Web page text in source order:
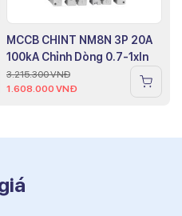
MCCB CHINT NM8N 3P 20A
100kA Chỉnh Dòng 0.7-1xIn
3.215.300VNĐ
1.608.000 VNĐ